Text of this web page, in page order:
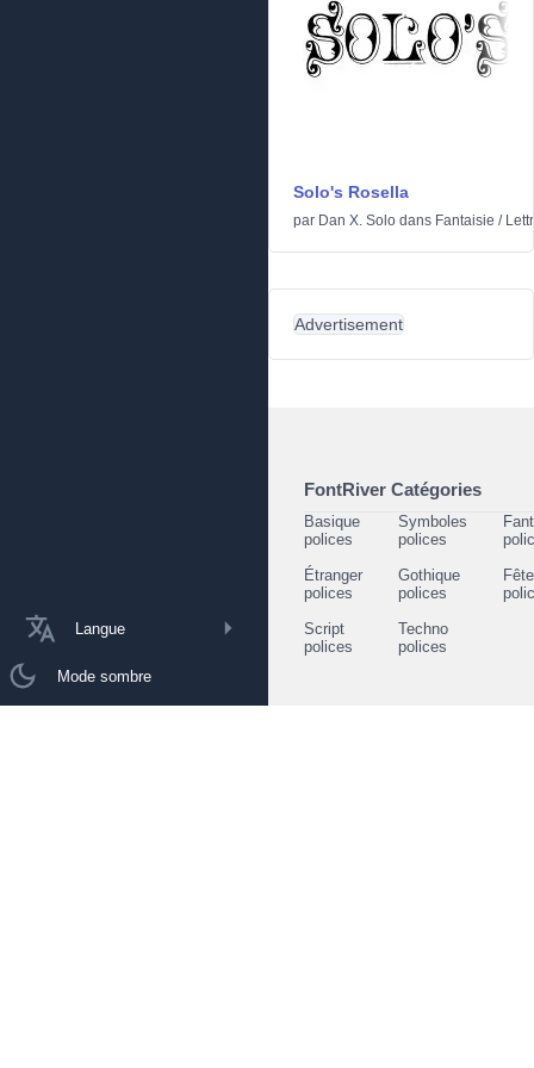
Langue
Mode sombre
Solo's Rosella
par Dan X. Solo dans Fantaisie /
Advertisement
FontRiver Catégories
Basique
polices
Symboles
polices
Étranger
polices
Gothique
polices
Script
polices
Techno
polices